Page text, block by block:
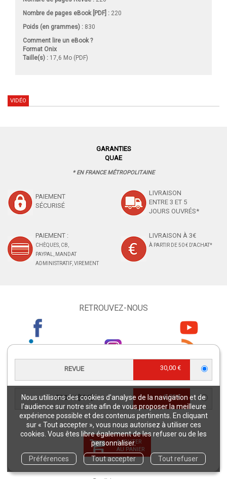
Nous utilisons des cookies d’analyse de la navigation et de
l’audience sur notre site afin de vous proposer la meilleure
expérience possible et des contenus pertinents. En cliquant
sur « Tout accepter », vous nous autorisez à utiliser ces
cookies. Vous êtes libre également de les refuser ou de les
personnaliser.
Préférences
Tout accepter Tout refuser
REVUE 30,00 €
EBOOK [PDF] 0,00 €
AJOUTER
AU PANIER
Nombre de pages eBook [PDF] : 220
Poids (en grammes) : 830
Comment lire un eBook ?
Format Onix
Taille(s) : 17,6 Mo (PDF)
VIDÉO
GARANTIES
QUAE
* EN FRANCE MÉTROPOLITAINE
PAIEMENT
SÉCURISÉ
LIVRAISON
ENTRE 3 ET 5
JOURS OUVRÉS*
PAIEMENT :
CHÈQUES, CB,
PAYPAL, MANDAT
ADMINISTRATIF, VIREMENT
LIVRAISON À 3€
À PARTIR DE 50 € D'ACHAT*
RETROUVEZ-NOUS
CONTACT SERVICE CLIENTS
serviceclients@quae.fr
Éditions Quae - c/o INRAE RD 10 -
78026 Versailles Cedex
Tél : +33 6 33 35 48 40
Du lundi au vendredi
9h - 12h/ 13h30 - 17h
CONTACT JOURNALISTES